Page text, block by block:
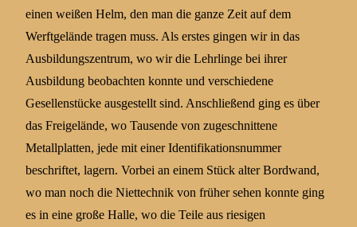
einen weißen Helm, den man die ganze Zeit auf dem
Werftgelände tragen muss. Als erstes gingen wir in das
Ausbildungszentrum, wo wir die Lehrlinge bei ihrer
Ausbildung beobachten konnte und verschiedene
Gesellenstücke ausgestellt sind. Anschließend ging es über
das Freigelände, wo Tausende von zugeschnittene
Metallplatten, jede mit einer Identifikationsnummer
beschriftet, lagern. Vorbei an einem Stück alter Bordwand,
wo man noch die Niettechnik von früher sehen konnte ging
es in eine große Halle, wo die Teile aus riesigen